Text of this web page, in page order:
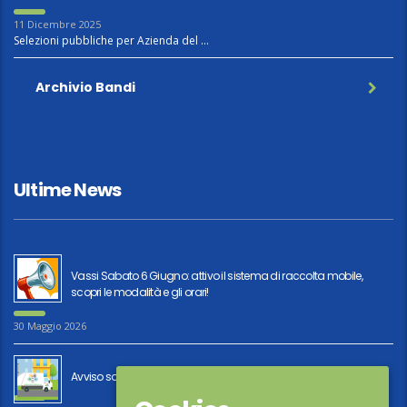
11 Dicembre 2025
Selezioni pubbliche per Azienda del …
Archivio Bandi
Ultime News
Vassi Sabato 6 Giugno: attivo il sistema di raccolta mobile,
scopri le modalità e gli orari!
30 Maggio 2026
Avviso sospensione raccolta rifiuti